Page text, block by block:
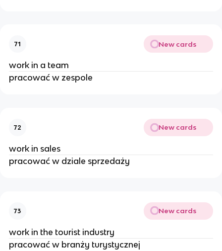
71 New cards
work in a team
pracować w zespole
72 New cards
work in sales
pracować w dziale sprzedaży
73 New cards
work in the tourist industry
pracować w branży turystycznej